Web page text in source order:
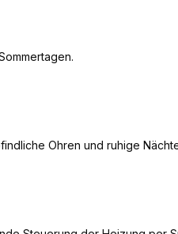
Ohren und ruhige